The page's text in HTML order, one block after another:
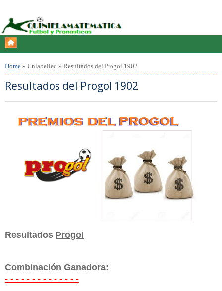
Home » Unlabelled » Resultados del Progol 1902
Resultados del Progol 1902
Resultados Progol
Combinación Ganadora:
- - - - - - - - - - - - - -